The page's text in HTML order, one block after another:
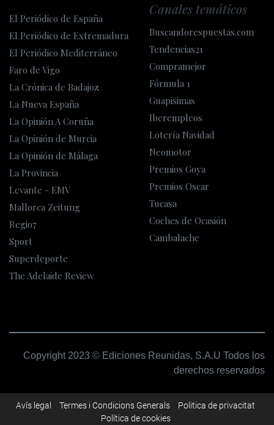
El Periódico de España
El Periódico de Extremadura
El Periódico Mediterráneo
Faro de Vigo
La Crónica de Badajoz
La Nueva España
La Opinión A Coruña
La Opinión de Murcia
La Opinión de Málaga
La Provincia
Levante - EMV
Mallorca Zeitung
Regio7
Sport
Superdeporte
The Adelaide Review
Canales temáticos
Buscandorespuestas.com
Tendencias21
Compramejor
Fórmula 1
Guapisimas
Iberempleos
Lotería Navidad
Neomotor
Premios Goya
Premios Oscar
Tucasa
Coches de Ocasión
Cambalache
Copyright 2023 © Ediciones Reunidas, S.A.U Todos los
derechos reservados
Avís legal Termes i Condicions Generals
Poli­tica de privacitat
Política de cookies